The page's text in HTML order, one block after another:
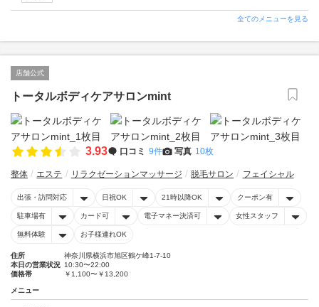
全てのメニューを見る
店舗公式
トータルボディケアサロンmint
3.93 口コミ 9件 写真 10枚
整体 エステ リラクゼーションマッサージ 脱毛サロン フェイシャル
出張・訪問対応 日祝OK 21時以降OK クーポン有
駐車場有 カード可 電子マネー決済可 女性スタッフ
無料体験 お子様連れOK
住所
神奈川県横浜市旭区鶴ケ峰1-7-10
本日の営業状況 10:30〜22:00
価格帯
￥1,100〜￥13,200
メニュー